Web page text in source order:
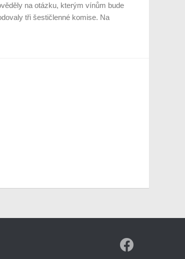
na otázku, kterým vínům bude
tři šestičlenné komise. Na